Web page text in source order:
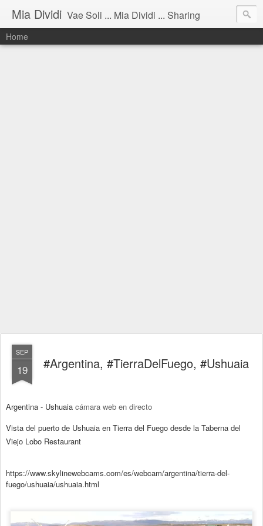
Mia Dividi Vae Soli ... Mia Dividi ... Sharing
Home
SEP
19 #Argentina, #TierraDelFuego, #Ushuaia
Argentina - Ushuaia cámara web en directo
Vista del puerto de Ushuaia en Tierra del Fuego desde la Taberna del
Viejo Lobo Restaurant
https://www.skylinewebcams.com/es/webcam/argentina/tierra-del-
fuego/ushuaia/ushuaia.html